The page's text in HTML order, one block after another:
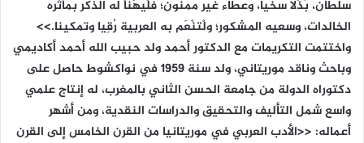
سلطان، بَذْلا سخيا، وعطاء غير ممنون؛ فلْيهْنأ له الذكر بمآثره
الخالدات، وسعيه المشكور؛ ولْتنْعَم به العربية رُقِيا وتمكينا.>>
واختتمت التكريمات مع الدكتور أحمد ولد حبيب الله أحمد أكاديمي
وباحث وناقد موريتاني، ولد سنة 1959 في نواكشوط حاصل على
دكتوراه الدولة من جامعة الحسن الثاني بالمغرب، له إنتاج علمي
واسع شمل التأليف والتحقيق والدراسات النقدية، ومن أشهر
أعماله: <<الأدب العربي في موريتانيا من القرن الخامس إلى القرن